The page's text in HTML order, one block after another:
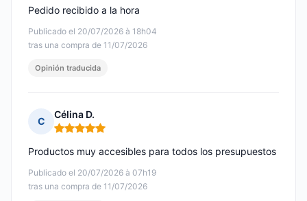
Publicado el 20/07/2026 à 18h04
tras una compra de 11/07/2026
Pedido recibido a la hora
Opinión traducida
C
Célina D.
Nota: 5 de 5
Publicado el 20/07/2026 à 07h19
tras una compra de 11/07/2026
Productos muy accesibles para todos los presupuestos